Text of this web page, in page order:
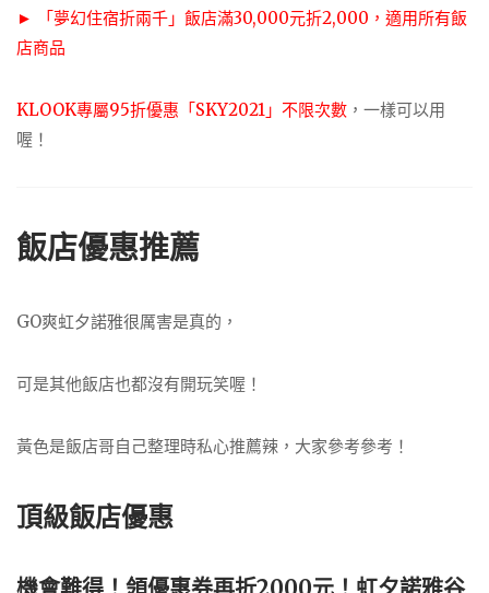
► 「夢幻住宿折兩千」飯店滿30,000元折2,000，適用所有飯
店商品
KLOOK專屬95折優惠「SKY2021」不限次數 ，一樣可以用
喔！
飯店優惠推薦
GO爽虹夕諾雅很厲害是真的，
可是其他飯店也都沒有開玩笑喔！
黃色是飯店哥自己整理時私心推薦辣，大家參考參考！
頂級飯店優惠
機會難得！領優惠券再折2000元！虹夕諾雅谷